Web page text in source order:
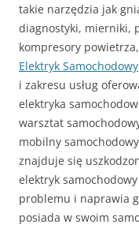
takie narzędzia jak
diagnostyki, mierniki,
kompresory
Elektryk Samochodowy
i zakresu usług
elektryka
warsztat
mobilny
znajduje się
elektryk
problemu i naprawia
posiada w swoim